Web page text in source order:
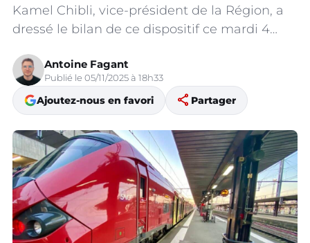
Kamel Chibli, vice-président de la Région, a
dressé le bilan de ce dispositif ce mardi 4…
Antoine Fagant
Publié le 05/11/2025 à 18h33
Ajoutez-nous en favori share Partager